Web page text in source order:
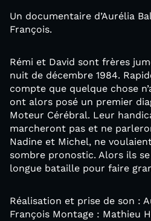
Un documentaire d’Aurélia
François.
Rémi et David sont frères
nuit de décembre 1984.
compte que quelque chose
ont alors posé un premier
Moteur Cérébral. Leur
marcheront pas et ne
Nadine et Michel, ne
sombre pronostic. Alors ils
longue bataille pour faire
Réalisation et prise de son :
François Montage : Mathieu